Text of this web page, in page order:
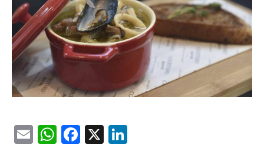
EmailWhatsApp
Facebook
X